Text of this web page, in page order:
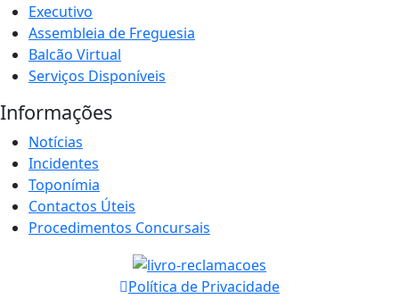
Executivo
Assembleia de Freguesia
Balcão Virtual
Serviços Disponíveis
Informações
Notícias
Incidentes
Toponímia
Contactos Úteis
Procedimentos Concursais
Política de Privacidade